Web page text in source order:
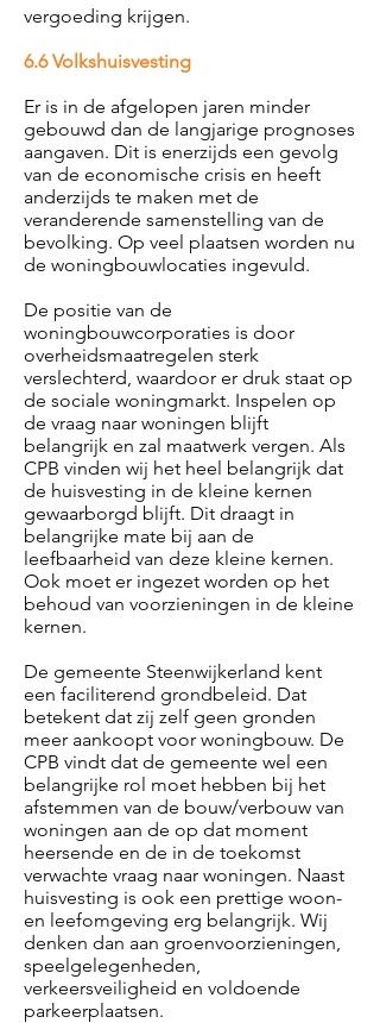
vergoeding krijgen.
6.6 Volkshuisvesting
Er is in de afgelopen jaren minder
gebouwd dan de langjarige prognoses
aangaven. Dit is enerzijds een gevolg
van de economische crisis en heeft
anderzijds te maken met de
veranderende samenstelling van de
bevolking. Op veel plaatsen worden nu
de woningbouwlocaties ingevuld.
De positie van de
woningbouwcorporaties is door
overheidsmaatregelen sterk
verslechterd, waardoor er druk staat op
de sociale woningmarkt. Inspelen op
de vraag naar woningen blijft
belangrijk en zal maatwerk vergen. Als
CPB vinden wij het heel belangrijk dat
de huisvesting in de kleine kernen
gewaarborgd blijft. Dit draagt in
belangrijke mate bij aan de
leefbaarheid van deze kleine kernen.
Ook moet er ingezet worden op het
behoud van voorzieningen in de kleine
kernen.
De gemeente Steenwijkerland kent
een faciliterend grondbeleid. Dat
betekent dat zij zelf geen gronden
meer aankoopt voor woningbouw. De
CPB vindt dat de gemeente wel een
belangrijke rol moet hebben bij het
afstemmen van de bouw/verbouw van
woningen aan de op dat moment
heersende en de in de toekomst
verwachte vraag naar woningen. Naast
huisvesting is ook een prettige woon-
en leefomgeving erg belangrijk. Wij
denken dan aan groenvoorzieningen,
speelgelegenheden,
verkeersveiligheid en voldoende
parkeerplaatsen.